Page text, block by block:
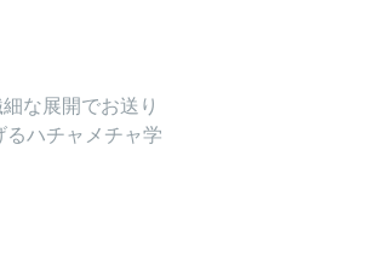
な展開でお送り
ハチャメチャ学